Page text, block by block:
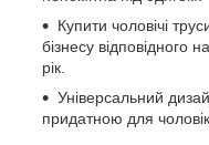
Купити чоловічі
бізнесу відповідного
рік.
Універсальний
придатною для